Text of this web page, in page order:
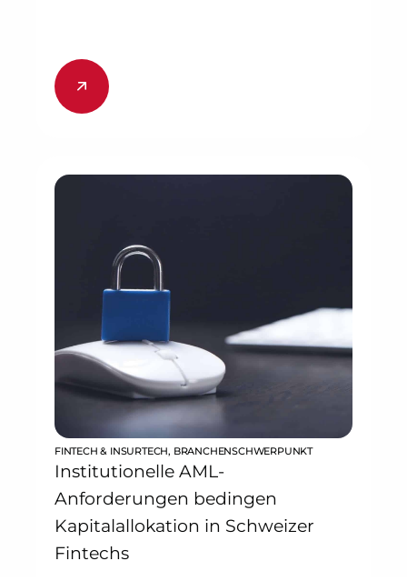
FINTECH & INSURTECH, BRANCHENSCHWERPUNKT
Institutionelle AML-
Anforderungen bedingen
Kapitalallokation in Schweizer
Fintechs